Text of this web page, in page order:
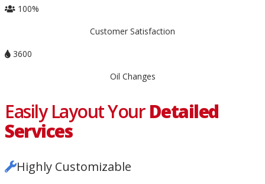
100%
Customer Satisfaction
3600
Oil Changes
Easily Layout YourDetailed
Services
Highly Customizable